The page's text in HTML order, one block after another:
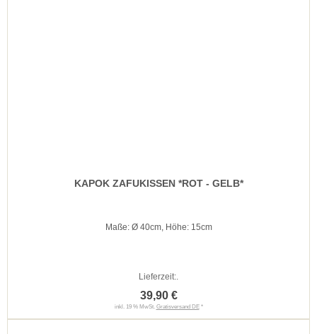
KAPOK ZAFUKISSEN *ROT - GELB*
Maße: Ø 40cm, Höhe: 15cm
Lieferzeit:.
39,90 €
inkl. 19 % MwSt. Gratisversand DE*